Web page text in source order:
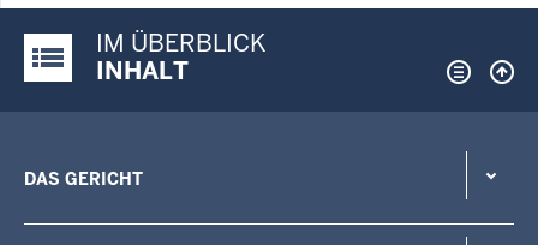
Justiz-Portal im Überblick:
IM ÜBERBLICK
INHALT
DAS GERICHT